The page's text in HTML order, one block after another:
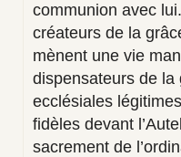
communion avec
créateurs de la
mènent une vie
dispensateurs de la
ecclésiales
fidèles devant
sacrement de